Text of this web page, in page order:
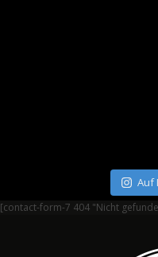
Auf
[contact-form-7 404 "Nicht